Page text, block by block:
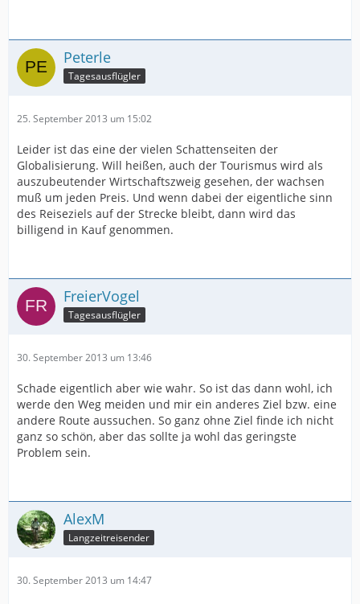
Peterle
Tagesausflügler
25. September 2013 um 15:02
Leider ist das eine der vielen Schattenseiten der
Globalisierung. Will heißen, auch der Tourismus wird als
auszubeutender Wirtschaftszweig gesehen, der wachsen
muß um jeden Preis. Und wenn dabei der eigentliche sinn
des Reiseziels auf der Strecke bleibt, dann wird das
billigend in Kauf genommen.
FreierVogel
Tagesausflügler
30. September 2013 um 13:46
Schade eigentlich aber wie wahr. So ist das dann wohl, ich
werde den Weg meiden und mir ein anderes Ziel bzw. eine
andere Route aussuchen. So ganz ohne Ziel finde ich nicht
ganz so schön, aber das sollte ja wohl das geringste
Problem sein.
AlexM
Langzeitreisender
30. September 2013 um 14:47